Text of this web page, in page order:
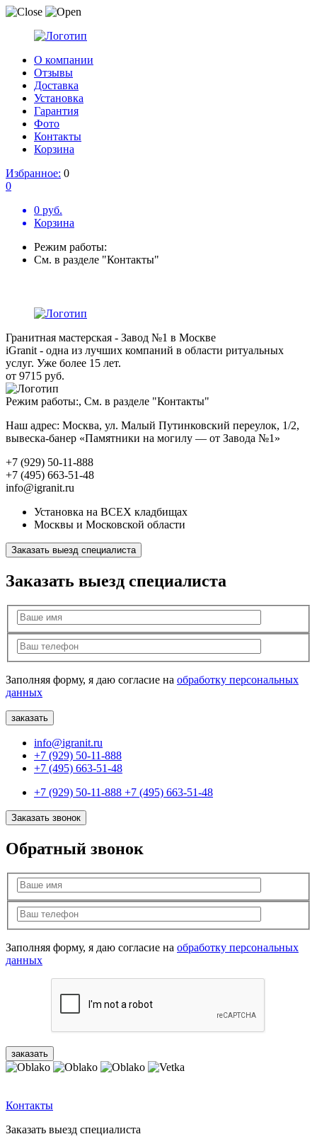
О компании
Отзывы
Доставка
Установка
Гарантия
Фото
Контакты
Корзина
Избранное: 0
0
0 руб.
Корзина
Режим работы:
См. в разделе "Контакты"
Гранитная мастерская - Завод №1 в Москве
iGranit - одна из лучших компаний в области ритуальных
услуг. Уже более 15 лет.
от 9715 руб.
Режим работы:, См. в разделе "Контакты"
Наш адрес: Москва, ул. Малый Путинковский переулок, 1/2,
вывеска-банер «Памятники на могилу — от Завода №1»
+7 (929) 50-11-888
+7 (495) 663-51-48
info@igranit.ru
Установка на ВСЕХ кладбищах
Москвы и Московской области
Заказать выезд специалиста
Заказать выезд специалиста
Заполняя форму, я даю согласие на обработку персональных
данных
info@igranit.ru
+7 (929) 50-11-888
+7 (495) 663-51-48
+7 (929) 50-11-888 +7 (495) 663-51-48
Заказать звонок
Обратный звонок
Заполняя форму, я даю согласие на обработку персональных
данных
Контакты
Заказать выезд специалиста